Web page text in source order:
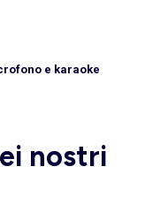
e karaoke
nostri